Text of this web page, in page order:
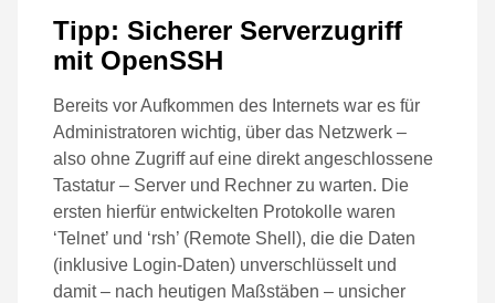
Tipp: Sicherer Serverzugriff
mit OpenSSH
Bereits vor Aufkommen des Internets war es für
Administratoren wichtig, über das Netzwerk –
also ohne Zugriff auf eine direkt angeschlossene
Tastatur – Server und Rechner zu warten. Die
ersten hierfür entwickelten Protokolle waren
‘Telnet’ und ‘rsh’ (Remote Shell), die die Daten
(inklusive Login-Daten) unverschlüsselt und
damit – nach heutigen Maßstäben – unsicher